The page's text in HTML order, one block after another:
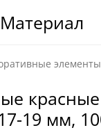
19 мм,